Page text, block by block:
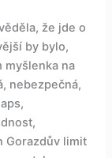
že jde o
by bylo,
myšlenka na
nebezpečná,
Gorazdův limit